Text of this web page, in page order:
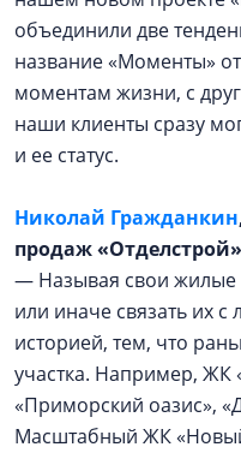
объединили две
название «Моменты»
моментам жизни, с
наши клиенты сразу
и ее статус.
Николай Гражданкин
продаж
— Называя свои жилые
или иначе связать их
историей, тем, что
участка. Например, ЖК
«Приморский оазис»,
Масштабный ЖК